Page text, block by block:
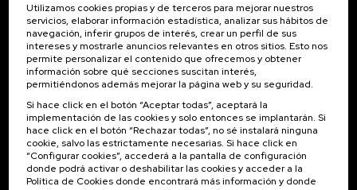
Inscríbete para ser el primero/a en recibir las
novedades de UIK.
Suscribirse
Contacto
Palacio Miramar
Paseo de Miraconcha, 48
20007 Donostia / San Sebastián
De interés...
Actividades anteriores
Utilizamos cookies propias y de terceros para mejorar nuestros
servicios, elaborar información estadística, analizar sus hábitos de
navegación, inferir grupos de interés, crear un perfil de sus
intereses y mostrarle anuncios relevantes en otros sitios. Esto nos
permite personalizar el contenido que ofrecemos y obtener
información sobre qué secciones suscitan interés,
permitiéndonos además mejorar la página web y su seguridad.
Si hace click en el botón “Aceptar todas”, aceptará la
implementación de las cookies y solo entonces se implantarán. Si
hace click en el botón “Rechazar todas”, no sé instalará ninguna
cookie, salvo las estrictamente necesarias. Si hace click en
“Configurar cookies”, accederá a la pantalla de configuración
donde podrá activar o deshabilitar las cookies y acceder a la
Política de Cookies donde encontrará más información y donde